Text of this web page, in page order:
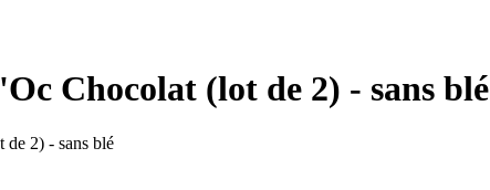
Chocolat (lot de 2) - sans blé